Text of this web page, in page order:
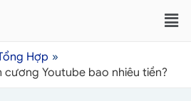
Hợp
cương Youtube bao nhiêu tiền?